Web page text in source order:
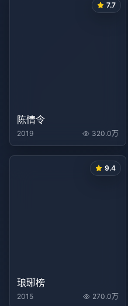
7.7
陈情令
2019 320.0万
9.4
琅琊榜
2015 270.0万